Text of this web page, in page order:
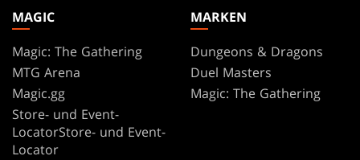
MAGIC
Magic: The Gathering
MTG Arena
Magic.gg
Store- und Event-
LocatorStore- und Event-
Locator
MARKEN
Dungeons & Dragons
Duel Masters
Magic: The Gathering